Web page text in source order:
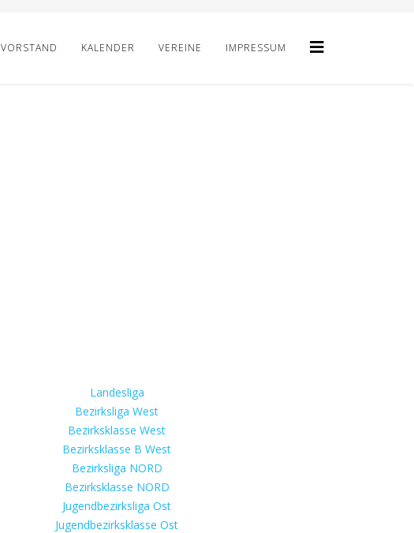
VORSTAND KALENDER VEREINE IMPRESSUM
Landesliga
Bezirksliga West
Bezirksklasse West
Bezirksklasse B West
Bezirksliga NORD
Bezirksklasse NORD
Jugendbezirksliga Ost
Jugendbezirksklasse Ost